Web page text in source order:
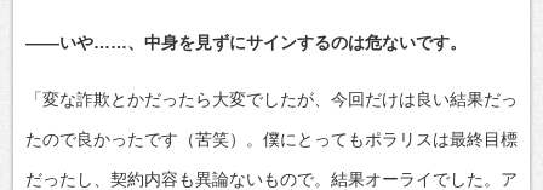
――いや……、中身を見ずにサインするのは危ないです。
「変な詐欺とかだったら大変でしたが、今回だけは良い結果だっ
たので良かったです（苦笑）。僕にとってもポラリスは最終目標
だったし、契約内容も異論ないもので。結果オーライでした。ア